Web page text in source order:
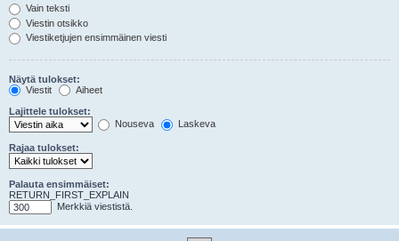
Vain teksti
Viestin otsikko
Viestiketjujen ensimmäinen viesti
Näytä tulokset:
Viestit
Aiheet
Lajittele tulokset:
Nouseva
Laskeva
Rajaa tulokset:
Palauta ensimmäiset:
RETURN_FIRST_EXPLAIN
Merkkiä viestistä.